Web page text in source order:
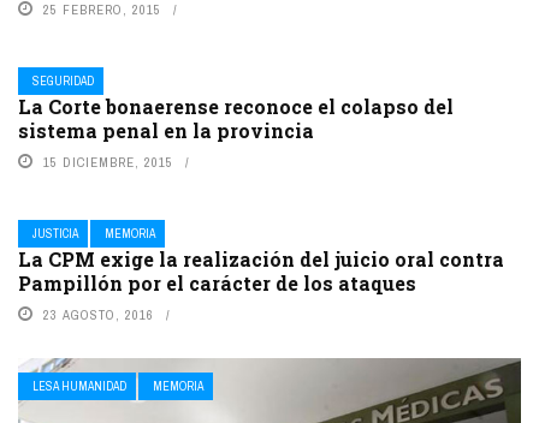
25 FEBRERO, 2015
SEGURIDAD
La Corte bonaerense reconoce el colapso del
sistema penal en la provincia
15 DICIEMBRE, 2015
JUSTICIA MEMORIA
La CPM exige la realización del juicio oral contra
Pampillón por el carácter de los ataques
23 AGOSTO, 2016
LESA HUMANIDAD MEMORIA